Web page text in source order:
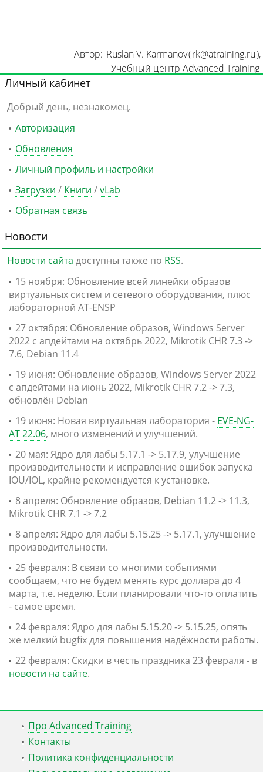
Автор: Ruslan V. Karmanov(rk@atraining.ru),
Учебный центр Advanced Training
Личный кабинет
Добрый день, незнакомец.
Авторизация
Обновления
Личный профиль и настройки
Загрузки / Книги /vLab
Обратная связь
Новости
Новости сайта доступны также по RSS.
15 ноября: Обновление всей линейки образов
виртуальных систем и сетевого оборудования, плюс
лабораторной AT-ENSP
27 октября: Обновление образов, Windows Server
2022 с апдейтами на октябрь 2022, Mikrotik CHR 7.3 ->
7.6, Debian 11.4
19 июня: Обновление образов, Windows Server 2022
с апдейтами на июнь 2022, Mikrotik CHR 7.2 -> 7.3,
обновлён Debian
19 июня: Новая виртуальная лаборатория - EVE-NG-
AT 22.06, много изменений и улучшений.
20 мая: Ядро для лабы 5.17.1 -> 5.17.9, улучшение
производительности и исправление ошибок запуска
IOU/IOL, крайне рекомендуется к установке.
8 апреля: Обновление образов, Debian 11.2 -> 11.3,
Mikrotik CHR 7.1 -> 7.2
8 апреля: Ядро для лабы 5.15.25 -> 5.17.1, улучшение
производительности.
25 февраля: В связи со многими событиями
сообщаем, что не будем менять курс доллара до 4
марта, т.е. неделю. Если планировали что-то оплатить
- самое время.
24 февраля: Ядро для лабы 5.15.20 -> 5.15.25, опять
же мелкий bugfix для повышения надёжности работы.
22 февраля: Скидки в честь праздника 23 февраля - в
новости на сайте.
Про Advanced Training
Контакты
Политика конфиденциальности